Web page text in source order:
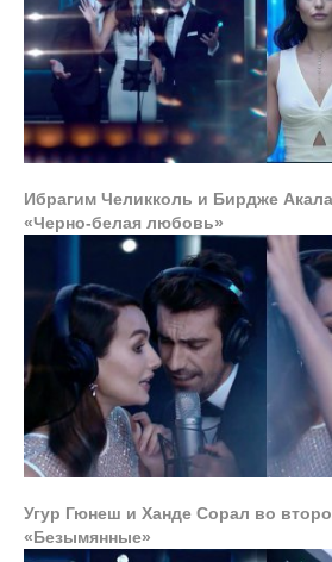
Ибрагим Челикколь и Бирдже
«Черно-белая любовь»
Угур Гюнеш и Ханде Сорал во
«Безымянные»